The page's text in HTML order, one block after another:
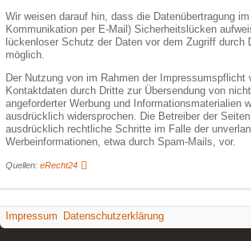
Wir weisen darauf hin, dass die Datenübertragung
Kommunikation per E-Mail) Sicherheitslücken
lückenloser Schutz der Daten vor dem Zugriff durch
möglich.
Der Nutzung von im Rahmen der Impressumspflicht
Kontaktdaten durch Dritte zur Übersendung von
angeforderter Werbung und Informationsmaterialien
ausdrücklich widersprochen. Die Betreiber der
ausdrücklich rechtliche Schritte im Falle der
Werbeinformationen, etwa durch Spam-Mails, vor.
Quellen: eRecht24
Impressum Datenschutzerklärung